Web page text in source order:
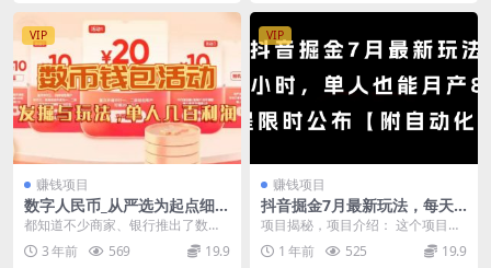
VIP
赚钱项目
数字人民币_从严选为起点细讲
个人怎么领红包（单人利润几
百+）
都知道不少商家、银行推出了数字
人民币福利， 那么个人应该怎么去
找红包、撸红包， ...
3 年前 569 19.9
VIP
赚钱项目
抖音掘金7月最新玩法，每天1
小时，单人也能月产8k+，全
流程限时公布
项目揭秘，项目介绍： 这个项目在
市面上存在了很多年了，只要矩阵
起来，非常暴力，但...
1 年前 525 19.9